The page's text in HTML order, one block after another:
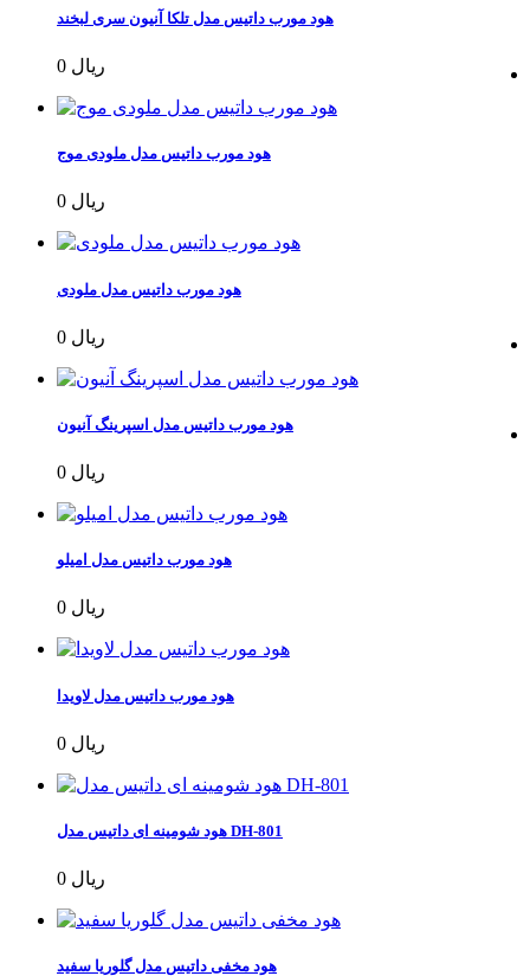
هود مورب داتیس مدل تلکا آنیون سری لبخند
0 ریال
هود مورب داتیس مدل ملودی موج
0 ریال
هود مورب داتیس مدل ملودی
0 ریال
هود مورب داتیس مدل اسپرینگ آنیون
0 ریال
هود مورب داتیس مدل امیلو
0 ریال
هود مورب داتیس مدل لاویدا
0 ریال
هود شومینه ای داتیس مدل DH-801
0 ریال
هود مخفی داتیس مدل گلوریا سفید